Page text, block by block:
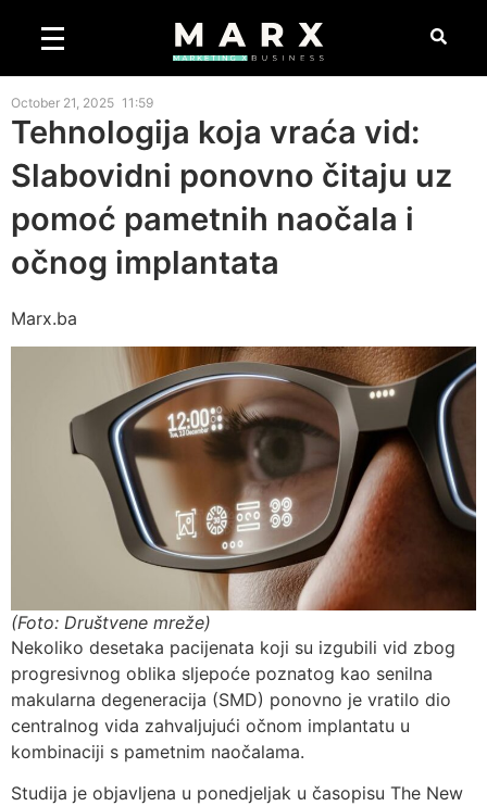
October 21, 2025 11:59
Tehnologija koja vraća vid:
Slabovidni ponovno čitaju uz
pomoć pametnih naočala i
očnog implantata
Marx.ba
(Foto: Društvene mreže)
Nekoliko desetaka pacijenata koji su izgubili vid zbog
progresivnog oblika sljepoće poznatog kao senilna
makularna degeneracija (SMD) ponovno je vratilo dio
centralnog vida zahvaljujući očnom implantatu u
kombinaciji s pametnim naočalama.
Studija je objavljena u ponedjeljak u časopisu The New